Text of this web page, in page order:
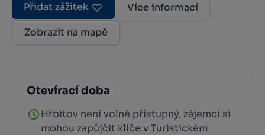
Přidat zážitek
Více informací
Zobrazit na mapě
Otevírací doba
Hřbitov není volně přístupný, zájemci si
mohou zapůjčit klíče v Turistickém